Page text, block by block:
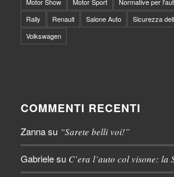
Rally
Renault Salone Auto Sicurezza
Volkswagen
COMMENTI RECENTI
Zannasu “Sarete belli voi!”
Gabrielesu C’era l’auto col visone: la